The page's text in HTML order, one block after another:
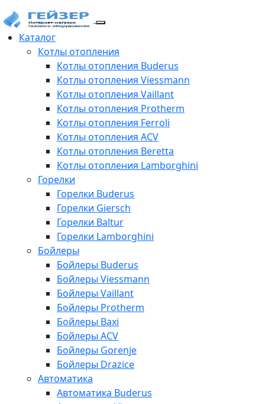
Каталог
Котлы отопления
Котлы отопления Buderus
Котлы отопления Viessmann
Котлы отопления Vaillant
Котлы отопления Protherm
Котлы отопления Ferroli
Котлы отопления ACV
Котлы отопления Beretta
Котлы отопления Lamborghini
Горелки
Горелки Buderus
Горелки Giersch
Горелки Baltur
Горелки Lamborghini
Бойлеры
Бойлеры Buderus
Бойлеры Viessmann
Бойлеры Vaillant
Бойлеры Protherm
Бойлеры Baxi
Бойлеры ACV
Бойлеры Gorenje
Бойлеры Drazice
Автоматика
Автоматика Buderus